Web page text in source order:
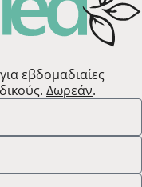
εβδομαδιαίες
Δωρεάν.